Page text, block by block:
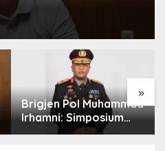
»
Brigjen Pol Muhammad
Irhamni: Simposium
Nasional Outlook